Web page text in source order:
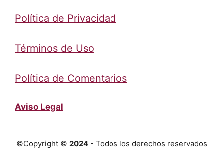
Política de Privacidad
Términos de Uso
Política de Comentarios
Aviso Legal
©Copyright © 2024- Todos los derechos reservados